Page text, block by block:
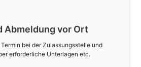
Abmeldung vor Ort
bei der Zulassungsstelle und
erforderliche Unterlagen etc.